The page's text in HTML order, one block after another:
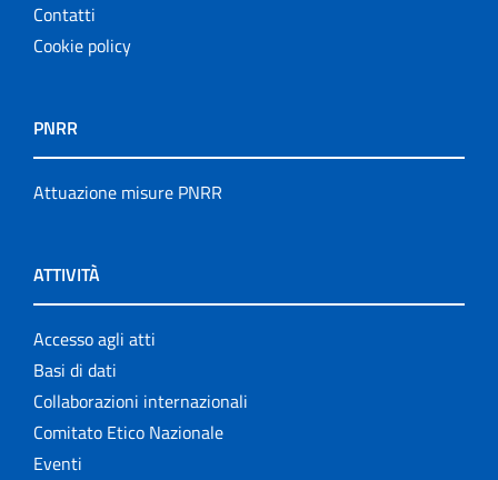
Contatti
Cookie policy
PNRR
Attuazione misure PNRR
ATTIVITÀ
Accesso agli atti
Basi di dati
Collaborazioni internazionali
Comitato Etico Nazionale
Eventi